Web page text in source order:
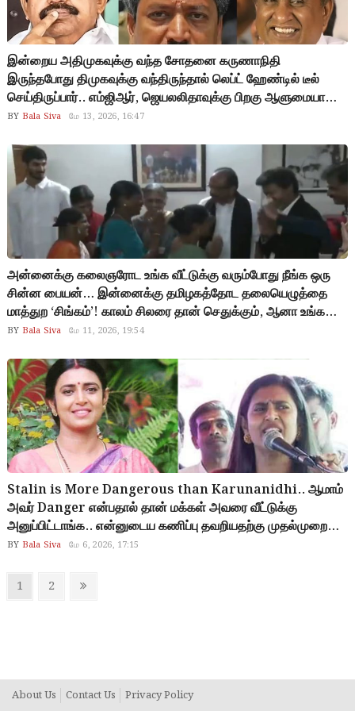
இன்றைய அதிமுகவுக்கு வந்த சோதனை கருணாநிதி
இருந்தபோது திமுகவுக்கு வந்திருந்தால் லெப்ட் ஹேண்டில் டீல்
செய்திருப்பார்.. எம்ஜிஆர், ஜெயலலிதாவுக்கு பிறகு ஆளுமையான,
கரீஷ்மா உள்ள தலைவர் அதிமுகவில் இல்லை.. அப்படி ஒருவரை
மறந்துவிடுவார்கள்…!
BY Bala Siva மே 13, 2026, 16:47
அன்னைக்கு கலைஞரோட உங்க வீட்டுக்கு வரும்போது நீங்க ஒரு
சின்ன பையன்… இன்னைக்கு தமிழகத்தோட தலையெழுத்தை
மாத்துற ‘சிங்கம்’! காலம் சிலரை தான் செதுக்கும், ஆனா உங்களை
சரித்திரமே செதுக்கி இருக்கு! முதல்வர் விஜய்க்கு வைகோ
BY Bala Siva மே 11, 2026, 19:54
Stalin is More Dangerous than Karunanidhi.. ஆமாம்
அவர் Danger என்பதால் தான் மக்கள் அவரை வீட்டுக்கு
அனுப்பிட்டாங்க.. என்னுடைய கணிப்பு தவறியதற்கு முதல்முறை
சந்தோஷம் அடைகிறேன்.. தேர்தல் முடிவு குறித்து நடிகை கஸ்தூரி
BY Bala Siva மே 6, 2026, 17:15
Posts
Page
1 Page
2
Next
About Us Contact Us Privacy Policy